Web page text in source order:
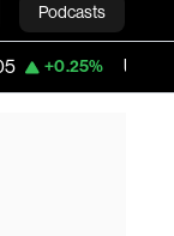
Podcasts
USD COP 3,159.60